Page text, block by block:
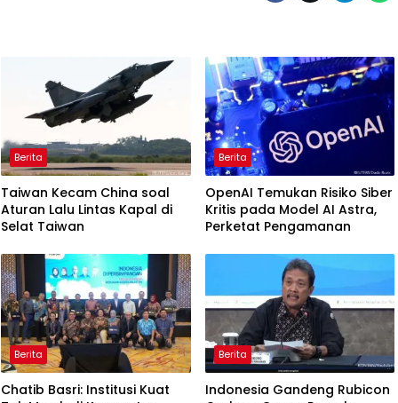
Berita
Taiwan Kecam China soal
Aturan Lalu Lintas Kapal di
Selat Taiwan
Berita
OpenAI Temukan Risiko Siber
Kritis pada Model AI Astra,
Perketat Pengamanan
Berita
Chatib Basri: Institusi Kuat
Berita
Indonesia Gandeng Rubicon